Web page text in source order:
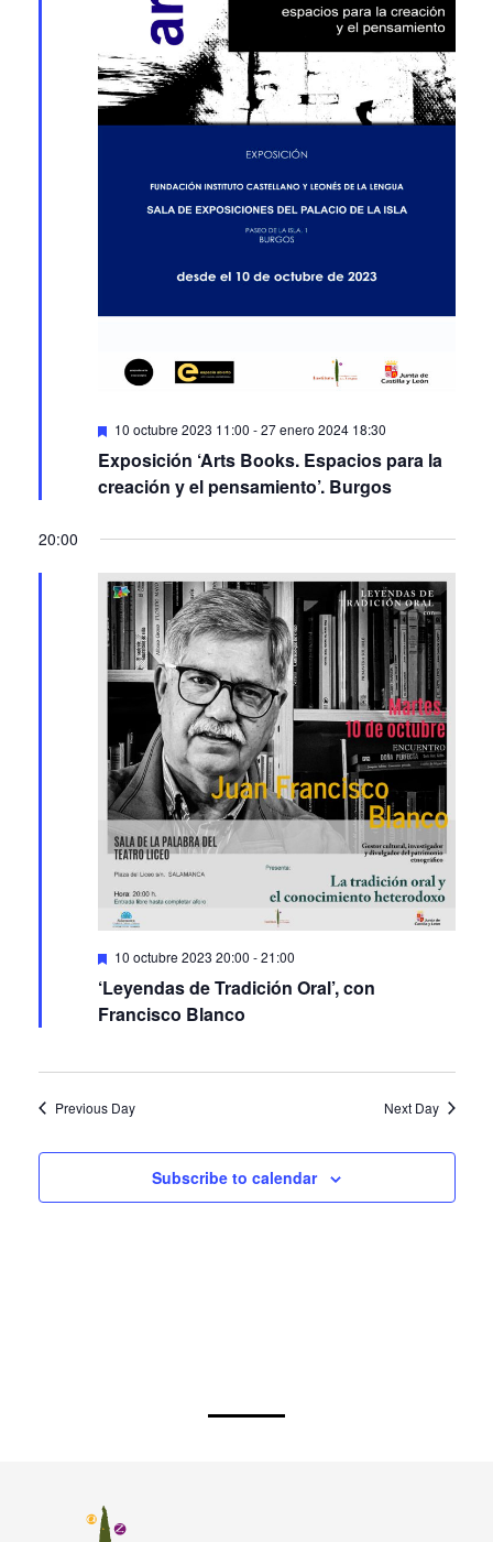
Featured
10 octubre 2023 11:00-27 enero 2024 18:30
Exposición ‘Arts Books. Espacios para la
20:00
Featured
10 octubre 2023 20:00-21:00
‘Leyendas de Tradición Oral’, con
Subscribe to calendar